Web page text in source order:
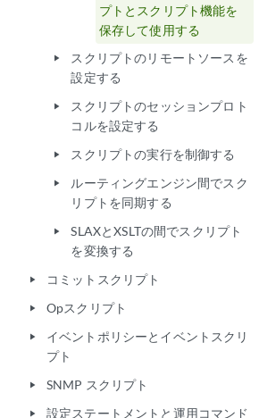
プトとスクリプト機能を
保存して使用する
play_arrow
スクリプトのリモートソースを
設定する
play_arrow
スクリプトのセッションプロト
コルを設定する
play_arrow スクリプトの実行を制御する
play_arrow
ルーティングエンジン間でスク
リプトを同期する
play_arrow
SLAXとXSLTの間でスクリプト
を変換する
play_arrow コミットスクリプト
play_arrow Opスクリプト
play_arrow
イベントポリシーとイベントスクリ
プト
play_arrow SNMP スクリプト
play_arrow 設定ステートメントと運用コマンド